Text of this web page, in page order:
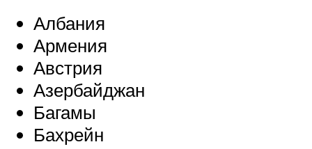
Албания
Армения
Австрия
Азербайджан
Багамы
Бахрейн